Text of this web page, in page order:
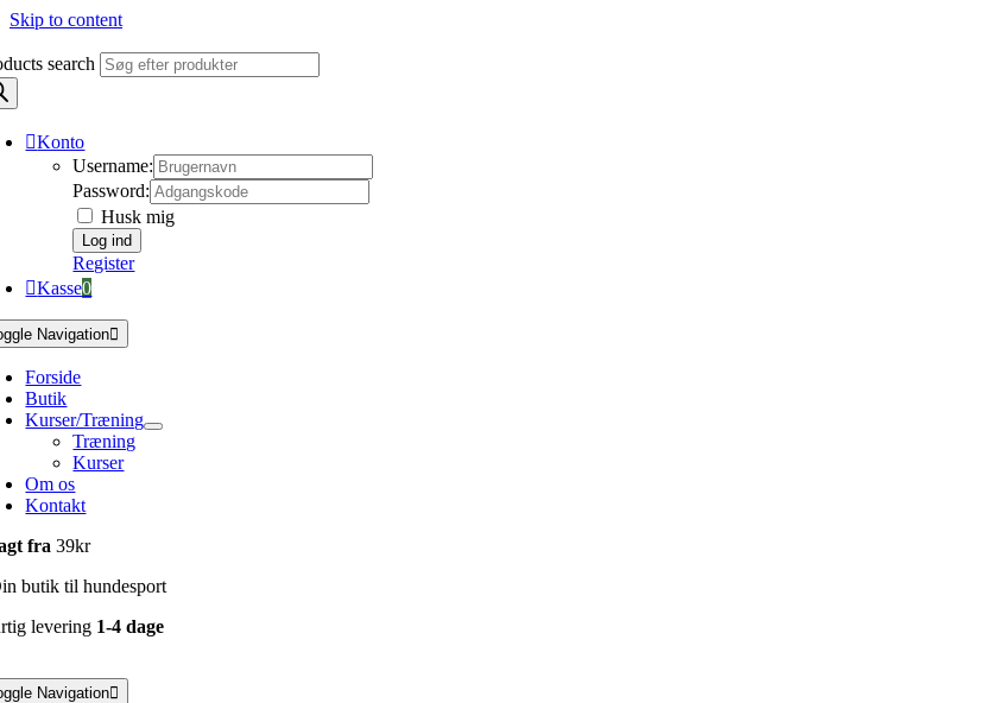
Skip to content
search
Konto
Username:
Password:
Husk mig
Register
Kasse0
Navigation
Forside
Butik
Kurser/Træning
Træning
Kurser
Om os
Kontakt
fra39kr
butik til hundesport
levering 1-4 dage
Navigation